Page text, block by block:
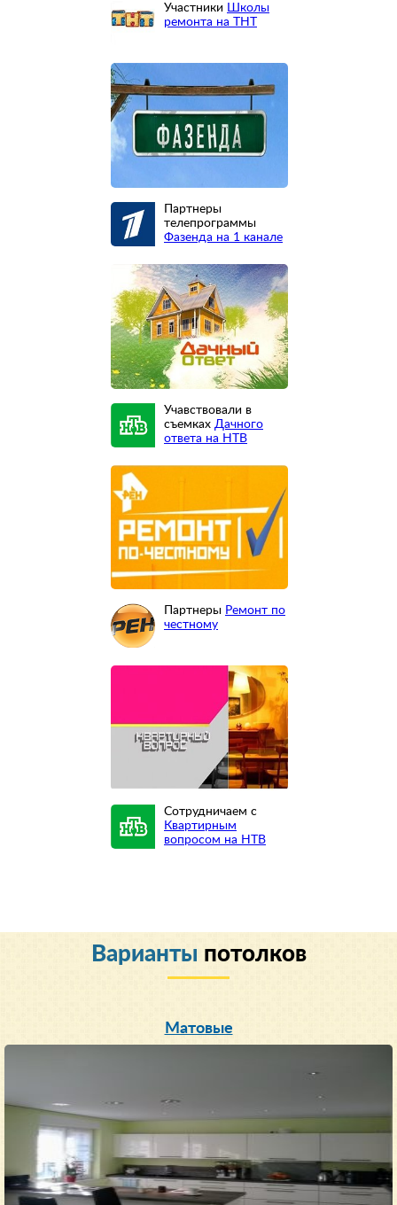
Участники Школы
ремонта на ТНТ
Партнеры
телепрограммы
Фазенда на 1 канале
Учавствовали в
съемках Дачного
ответа на НТВ
Партнеры Ремонт по
честному
Сотрудничаем с
Квартирным
вопросом на НТВ
Варианты потолков
Матовые